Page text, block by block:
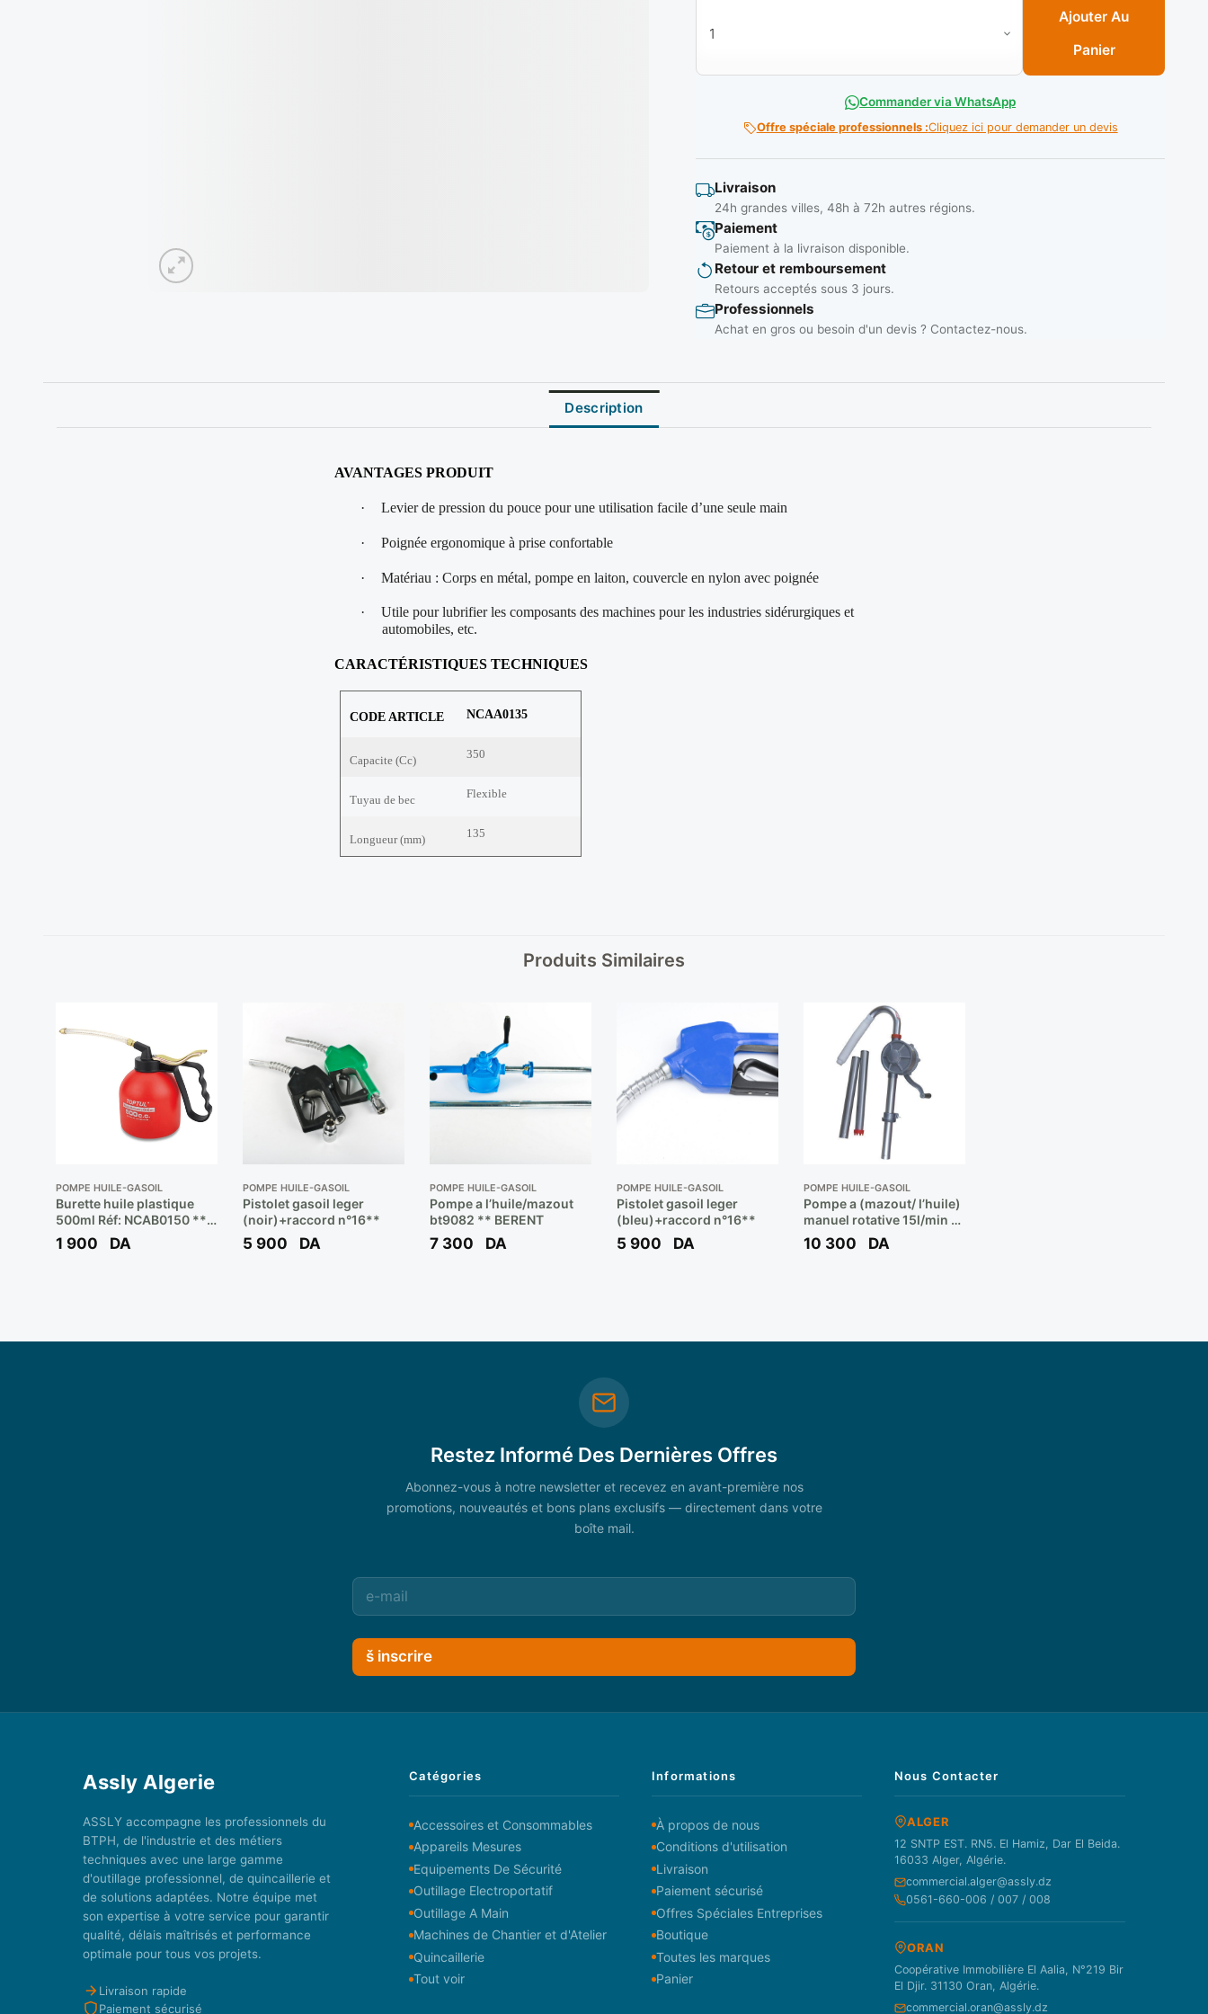
Ajouter Au
Panier
Commander via WhatsApp
Offre spéciale professionnels :Cliquez ici pour demander un devis
Livraison
24h grandes villes, 48h à 72h autres régions.
Paiement
Paiement à la livraison disponible.
Retour et remboursement
Retours acceptés sous 3 jours.
Professionnels
Achat en gros ou besoin d'un devis ? Contactez-nous.
Description
AVANTAGES PRODUIT
· Levier de pression du pouce pour une utilisation facile d’une seule main
· Poignée ergonomique à prise confortable
· Matériau : Corps en métal, pompe en laiton, couvercle en nylon avec poignée
·
Utile pour lubrifier les composants des machines pour les industries sidérurgiques et
automobiles, etc.
CARACTÉRISTIQUES TECHNIQUES
CODE ARTICLE NCAA0135
Capacite (Cc) 350
Tuyau de bec Flexible
Longueur (mm) 135
Produits Similaires
POMPE HUILE-GASOIL
Burette huile plastique
500ml Réf: NCAB0150 **
TOPTUL
1 900 DA
POMPE HUILE-GASOIL
Pistolet gasoil leger
(noir)+raccord n°16**
5 900 DA
POMPE HUILE-GASOIL
Pompe a l’huile/mazout
bt9082 ** BERENT
7 300 DA
POMPE HUILE-GASOIL
Pistolet gasoil leger
(bleu)+raccord n°16**
5 900 DA
POMPE HUILE-GASOIL
Pompe a (mazout/ l’huile)
manuel rotative 15l/min **
BONEZZI
10 300 DA
Restez Informé Des Dernières Offres
Abonnez-vous à notre newsletter et recevez en avant-première nos
promotions, nouveautés et bons plans exclusifs — directement dans votre
boîte mail.
š inscrire
Assly Algerie
ASSLY accompagne les professionnels du
BTPH, de l'industrie et des métiers
techniques avec une large gamme
d'outillage professionnel, de quincaillerie et
de solutions adaptées. Notre équipe met
son expertise à votre service pour garantir
qualité, délais maîtrisés et performance
optimale pour tous vos projets.
Livraison rapide
Paiement sécurisé
Catégories
Accessoires et Consommables
Appareils Mesures
Equipements De Sécurité
Outillage Electroportatif
Outillage A Main
Machines de Chantier et d'Atelier
Quincaillerie
Tout voir
Informations
À propos de nous
Conditions d'utilisation
Livraison
Paiement sécurisé
Offres Spéciales Entreprises
Boutique
Toutes les marques
Panier
Nous Contacter
ALGER
12 SNTP EST. RN5. El Hamiz, Dar El Beida.
16033 Alger, Algérie.
commercial.alger@assly.dz
0561-660-006 / 007 / 008
ORAN
Coopérative Immobilière El Aalia, N°219 Bir
El Djir. 31130 Oran, Algérie.
commercial.oran@assly.dz